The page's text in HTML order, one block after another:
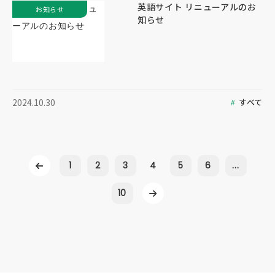
英語サイト リニューアルのお
知らせ
2024.10.30 すべて
お知らせ
1 2 3 4 5 6 ...
10